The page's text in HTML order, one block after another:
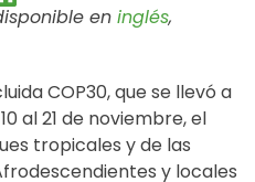
en inglés,
COP30, que se llevó a
al 21 de noviembre, el
tropicales y de las
y locales